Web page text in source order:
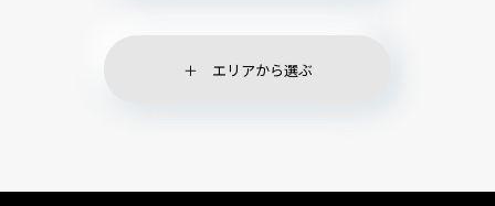
エリアから選ぶ